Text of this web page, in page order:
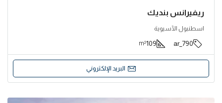
ريفيرانس بنديك
اسطنبول الآسيوية
790_ar
109
m²
البريد الإلكتروني